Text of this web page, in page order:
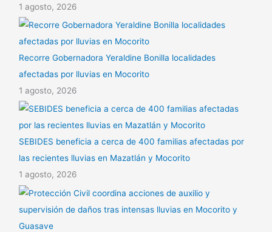
1 agosto, 2026
Recorre Gobernadora Yeraldine Bonilla localidades
afectadas por lluvias en Mocorito
1 agosto, 2026
SEBIDES beneficia a cerca de 400 familias afectadas por
las recientes lluvias en Mazatlán y Mocorito
1 agosto, 2026